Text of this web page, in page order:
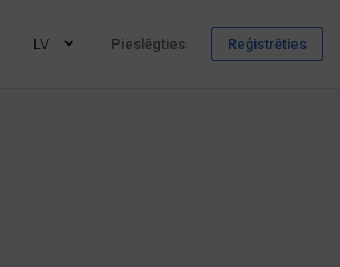
LV Pieslēgties Reģistrēties